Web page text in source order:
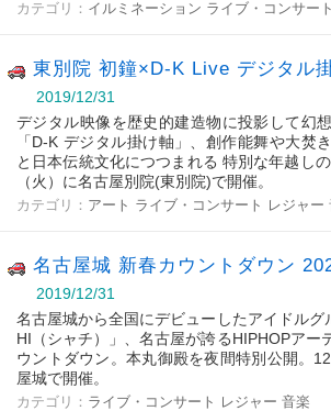
カテゴリ： イルミネーション ライブ・コンサート
東別院 初鐘×D-K Live デジタル
2019/12/31
デジタル映像を歴史的建造物に投影して幻
「D-K デジタル掛け軸」、創作能舞や大焚
と日本伝統文化につつまれる 特別な年越し
（火）に名古屋別院(東別院)で開催。
カテゴリ： アート ライブ・コンサート レジャー
名古屋城 新春カウントダウン
2019/12/31
名古屋城から全国にデビューしたアイドルグ
HI（シャチ）」、名古屋が誇るHIPHOPアー
ウントダウン。本丸御殿を夜間特別公開。
屋城で開催。
カテゴリ： ライブ・コンサート レジャー 音楽